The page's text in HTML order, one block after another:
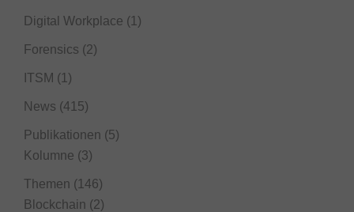
Digital Workplace (1)
Forensics (2)
ITSM (1)
News (415)
Publikationen (5)
Kolumne (3)
Themen (146)
Blockchain (2)